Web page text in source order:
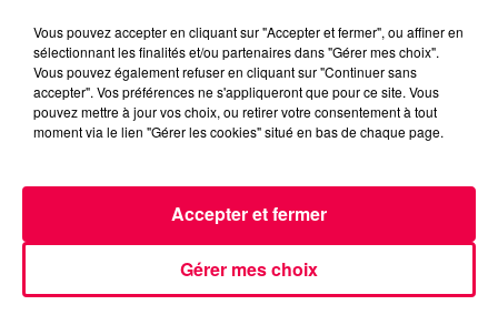
3 août 2026
PRÉVIFEUX : "il faut avoir une culture du risque"
dans les Vosges
Vous pouvez accepter en cliquant sur "Accepter et fermer", ou affiner en
sélectionnant les finalités et/ou partenaires dans "Gérer mes choix".
Vous pouvez également refuser en cliquant sur "Continuer sans
accepter". Vos préférences ne s'appliqueront que pour ce site. Vous
pouvez mettre à jour vos choix, ou retirer votre consentement à tout
moment via le lien "Gérer les cookies" situé en bas de chaque page.
Gérer mes choix
Accepter et fermer